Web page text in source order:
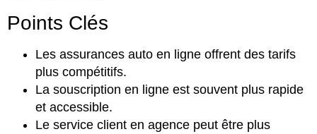
Points Clés
Les assurances auto en ligne offrent des tarifs
plus compétitifs.
La souscription en ligne est souvent plus rapide
et accessible.
Le service client en agence peut être plus